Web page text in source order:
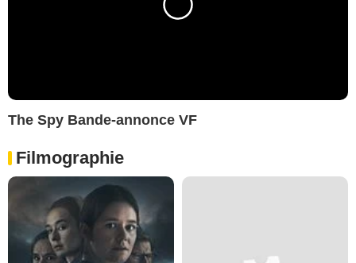
The Spy Bande-annonce VF
Filmographie